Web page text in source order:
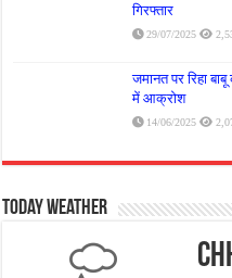
गिरफ्तार
29/07/2025
जमानत पर रिहा
में आक्रोश
14/06/2025
Today Weather